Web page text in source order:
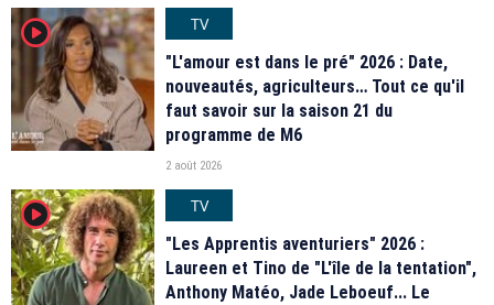
player2
TV
"L'amour est dans le pré" 2026 : Date,
nouveautés, agriculteurs… Tout ce qu'il
faut savoir sur la saison 21 du
programme de M6
2 août 2026
player2
TV
"Les Apprentis aventuriers" 2026 :
Laureen et Tino de "L'île de la tentation",
Anthony Matéo, Jade Leboeuf... Le